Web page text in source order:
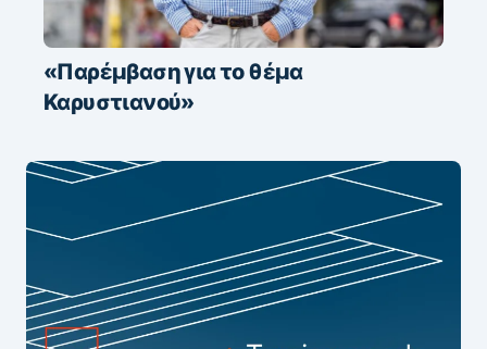
«Παρέμβαση για το θέμα
Καρυστιανού»